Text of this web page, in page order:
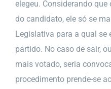
elegeu. Considerando
do candidato, ele só se
Legislativa para a qual se
partido. No caso de sair,
mais votado, seria
procedimento prende-se